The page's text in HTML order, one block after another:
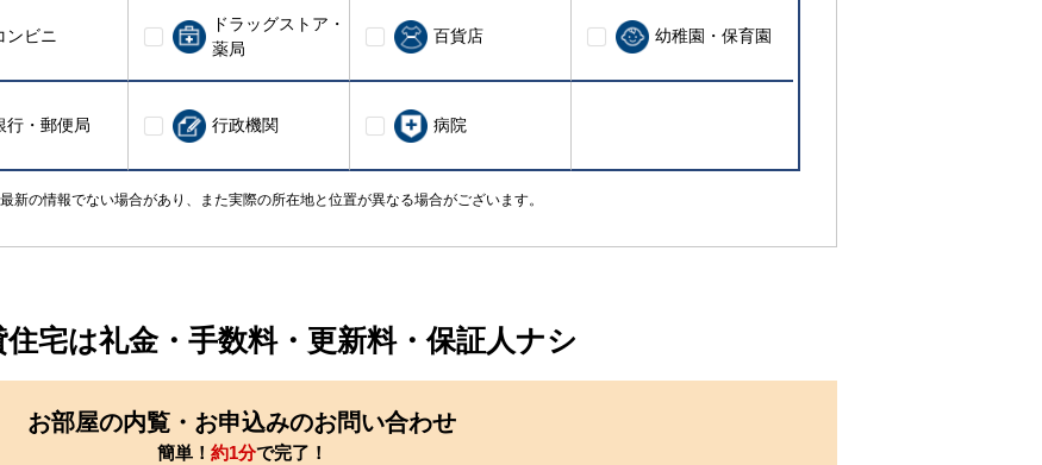
ンビニ
ドラッグストア・
薬局
百貨店 幼稚園・保育園
行・郵便局 行政機関 病院
新の情報でない場合があり、また実際の所在地と位置が異なる場合がございます。
住宅は礼金・手数料・更新料・保証人ナシ
お部屋の内覧・お申込みのお問い合わせ
簡単！ 約1分で完了！